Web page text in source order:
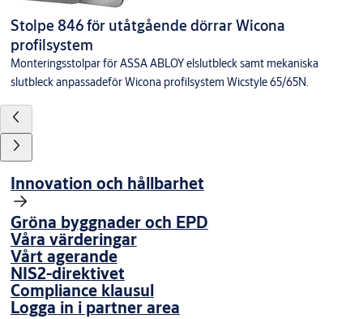
Stolpe 846 för utåtgående dörrar Wicona
profilsystem
Monteringsstolpar för ASSA ABLOY elslutbleck samt mekaniska
slutbleck anpassadeför Wicona profilsystem Wicstyle 65/65N.
Innovation och hållbarhet
Gröna byggnader och EPD
Våra värderingar
Vårt agerande
NIS2-direktivet
Compliance klausul
Logga in i partner area